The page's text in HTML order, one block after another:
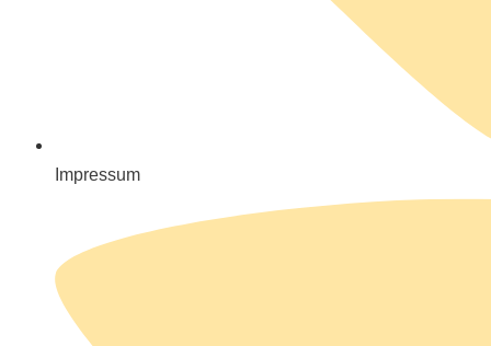
Impressum